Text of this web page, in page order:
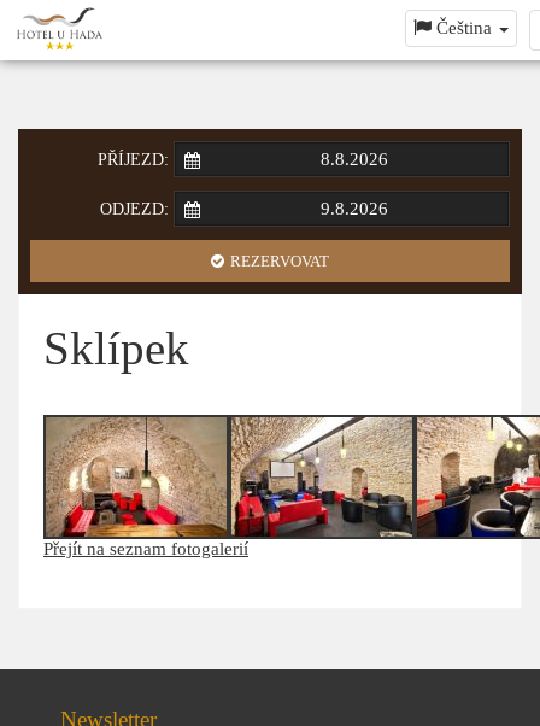
Čeština
PŘÍJEZD:
ODJEZD:
REZERVOVAT
Sklípek
Přejít na seznam fotogalerií
Newsletter